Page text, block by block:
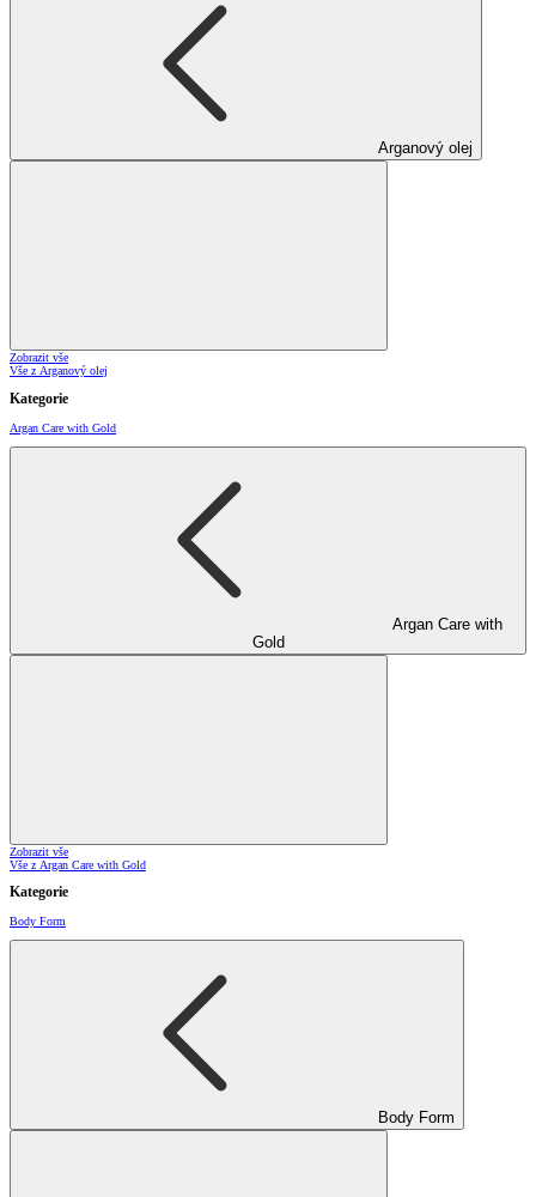
Arganový olej
Zobrazit vše
Vše z Arganový olej
Kategorie
Argan Care with Gold
Argan Care with
Gold
Zobrazit vše
Vše z Argan Care with Gold
Kategorie
Body Form
Body Form